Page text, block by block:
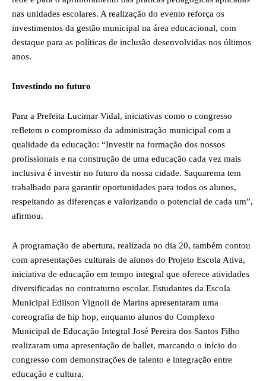
nas unidades escolares. A realização do evento reforça os
investimentos da gestão municipal na área educacional, com
destaque para as políticas de inclusão desenvolvidas nos últimos
anos.
Investindo no futuro
Para a Prefeita Lucimar Vidal, iniciativas como o congresso
refletem o compromisso da administração municipal com a
qualidade da educação: “Investir na formação dos nossos
profissionais e na construção de uma educação cada vez mais
inclusiva é investir no futuro da nossa cidade. Saquarema tem
trabalhado para garantir oportunidades para todos os alunos,
respeitando as diferenças e valorizando o potencial de cada um”,
afirmou.
A programação de abertura, realizada no dia 20, também contou
com apresentações culturais de alunos do Projeto Escola Ativa,
iniciativa de educação em tempo integral que oferece atividades
diversificadas no contraturno escolar. Estudantes da Escola
Municipal Edilson Vignoli de Marins apresentaram uma
coreografia de hip hop, enquanto alunos do Complexo
Municipal de Educação Integral José Pereira dos Santos Filho
realizaram uma apresentação de ballet, marcando o início do
congresso com demonstrações de talento e integração entre
educação e cultura.